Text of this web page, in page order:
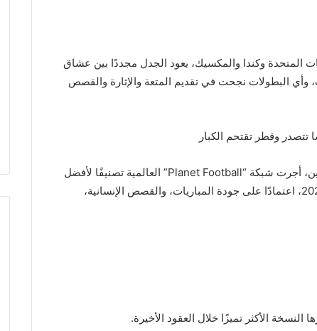
منافسات كأس العالم 2026 في الولايات المتحدة وكندا والمكسيك، يعود الجدل مجددًا بين عشاق
البطولات نجحت في تقديم المتعة والإثارة والقصص
وبينما تحمل كل بطولة ذكريات خاصة لجيل من المشجعين، أجرت شبكة “Planet Football” العالمية تصنيفًا لأفضل
بطولات كأس العالم منذ عام 1990 وحتى نسخة قطر 2022، اعتمادًا على جودة المباريات، والقصص الإنسانية،